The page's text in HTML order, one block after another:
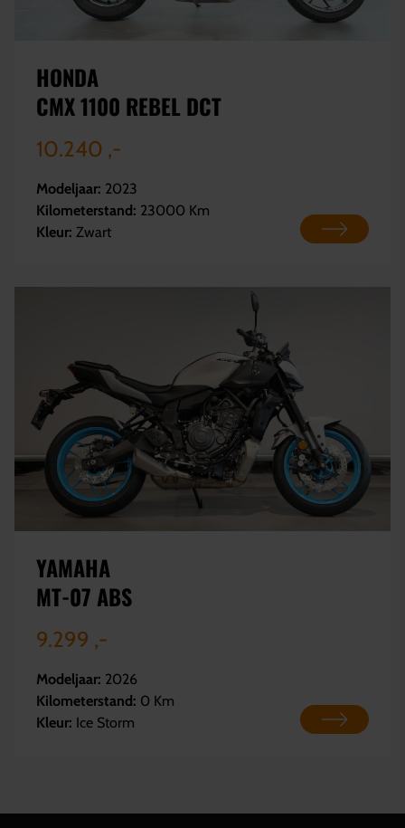
HONDA
CMX 1100 REBEL DCT
10.240 ,-
Modeljaar: 2023
Kilometerstand: 23000 Km
Kleur: Zwart
YAMAHA
MT-07 ABS
9.299 ,-
Modeljaar: 2026
Kilometerstand: 0 Km
Kleur: Ice Storm